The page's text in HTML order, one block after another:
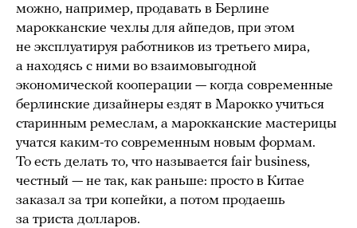
можно, например, продавать в Берлине
марокканские чехлы для айпедов, при этом
не эксплуатируя работников из третьего мира,
а находясь с ними во взаимовыгодной
экономической кооперации — когда современные
берлинские дизайнеры ездят в Марокко учиться
старинным ремеслам, а марокканские мастерицы
учатся каким-то современным новым формам.
То есть делать то, что называется fair business,
честный — не так, как раньше: просто в Китае
заказал за три копейки, а потом продаешь
за триста долларов.